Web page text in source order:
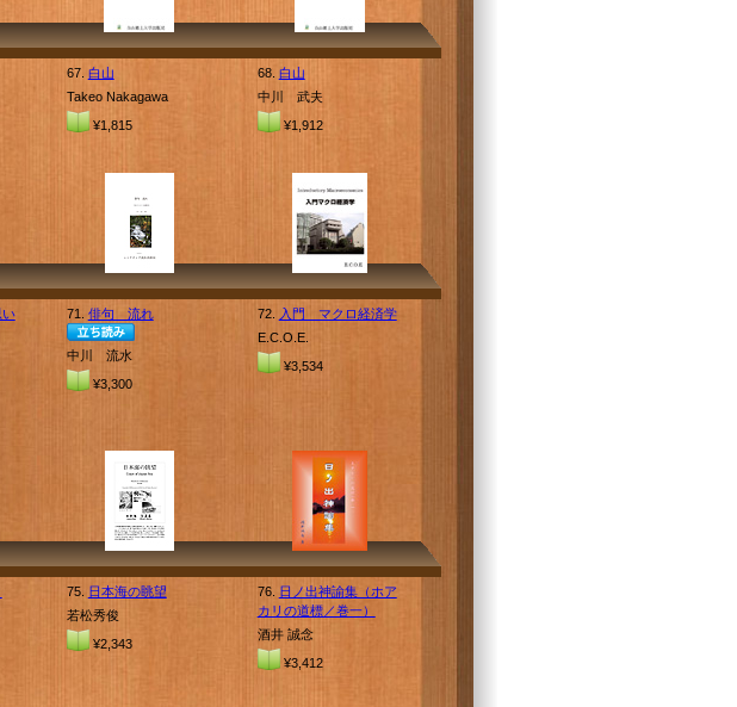
67. 白山
Takeo Nakagawa
¥1,815
68. 白山
中川 武夫
¥1,912
い
71. 俳句 流れ
中川 流水
¥3,300
72.
入門 マクロ経済学
E.C.O.E.
¥3,534
75. 日本海の眺望
若松秀俊
¥2,343
76. 日ノ出神諭集（ホア
カリの道標／巻一）
酒井 誠念
¥3,412